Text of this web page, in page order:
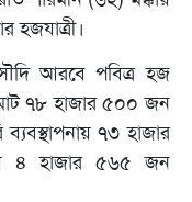
হজযাত্রী।
আরবে পবিত্র হজ
৭৮ হাজার ৫০০ জন
৭৩ হাজার
৪ হাজার ৫৬৫ জন